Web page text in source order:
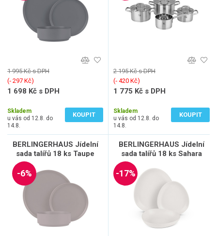
1 995 Kč s DPH
(‐ 297 Kč)
1 698 Kč s DPH
Skladem
u vás od 12.8. do
14.8.
KOUPIT
2 195 Kč s DPH
(‐ 420 Kč)
1 775 Kč s DPH
Skladem
u vás od 12.8. do
14.8.
KOUPIT
BERLINGERHAUS Jídelní
sada talířů 18 ks Taupe
Collection BH-10006
-6%
BERLINGERHAUS Jídelní
sada talířů 18 ks Sahara
Collection BH-10020
-17%